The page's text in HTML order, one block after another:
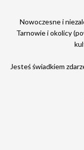
Nowoczesne i
Tarnowie i okolicy
Jesteś świadkiem